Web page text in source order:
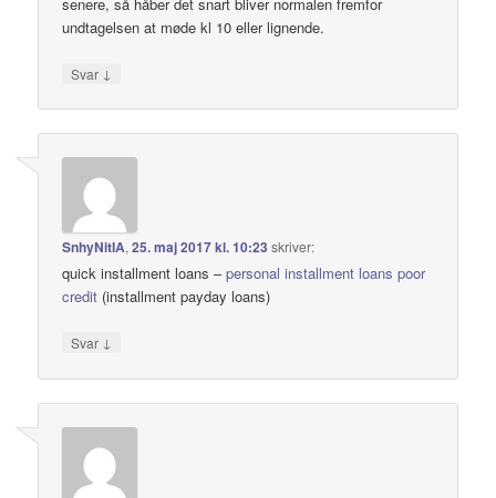
undtagelsen at møde kl 10 eller lignende.
Svar ↓
SnhyNitIA,25. maj 2017 kl. 10:23 skriver:
quick installment loans –personal installment loans poor
credit (installment payday loans)
Svar ↓